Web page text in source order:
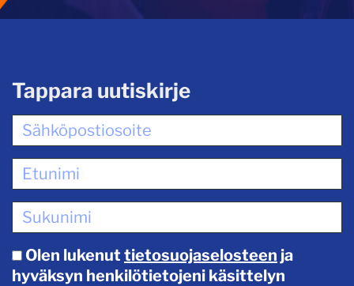
Tappara uutiskirje
Olen lukenut tietosuojaselosteen ja
hyväksyn henkilötietojeni käsittelyn